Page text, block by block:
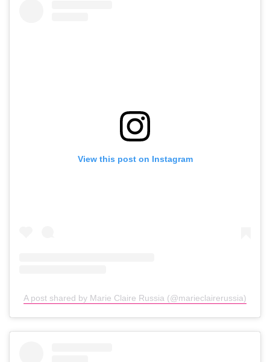
View this post on Instagram
A post shared by Marie Claire Russia (@marieclairerussia)